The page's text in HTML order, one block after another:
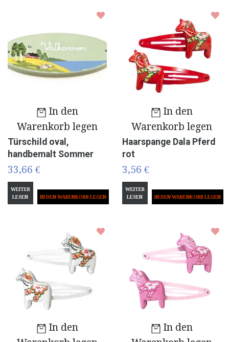
In den
Warenkorb legen
Türschild oval,
handbemalt Sommer
33,66 €
WEITER
LESEN
In den
Warenkorb legen
Haarspange Dala Pferd
rot
3,56 €
WEITER
LESEN
In den
In den